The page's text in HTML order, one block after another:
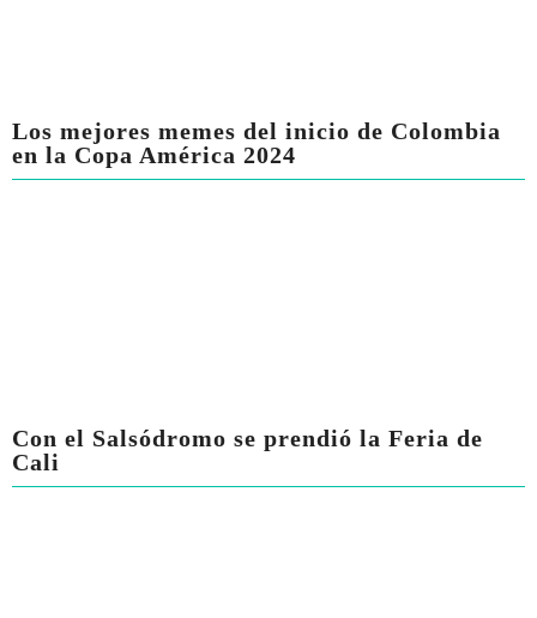
Los mejores memes del inicio de Colombia
en la Copa América 2024
Con el Salsódromo se prendió la Feria de
Cali